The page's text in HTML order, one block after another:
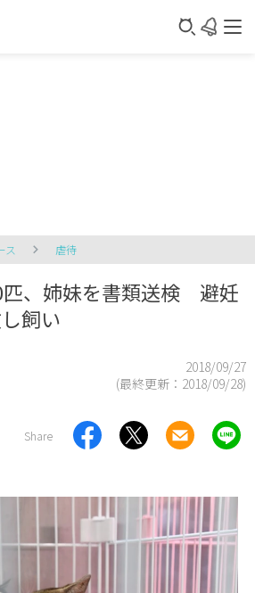
ス 虐待
匹、姉妹を書類送検 避妊
飼い
2018/09/27
(最終更新： 2018/09/28)
Share